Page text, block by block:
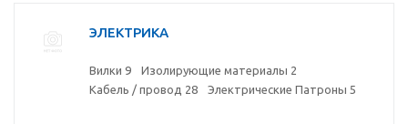
ЭЛЕКТРИКА
Вилки 9 Изолирующие материалы 2
Кабель / провод 28 Электрические Патроны 5